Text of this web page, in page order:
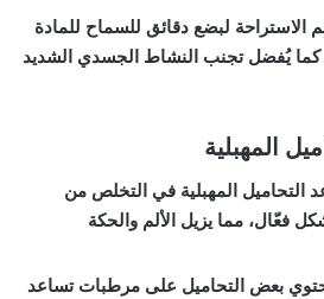
الاستراحة لبضع دقائق للسماح للمادة
كما يُفضل تجنب النشاط الجسدي الشديد
المهبلية
التحاميل المهبلية في التخلص من
فعّال، مما يزيل الألم والحكة
بعض التحاميل على مرطبات تساعد